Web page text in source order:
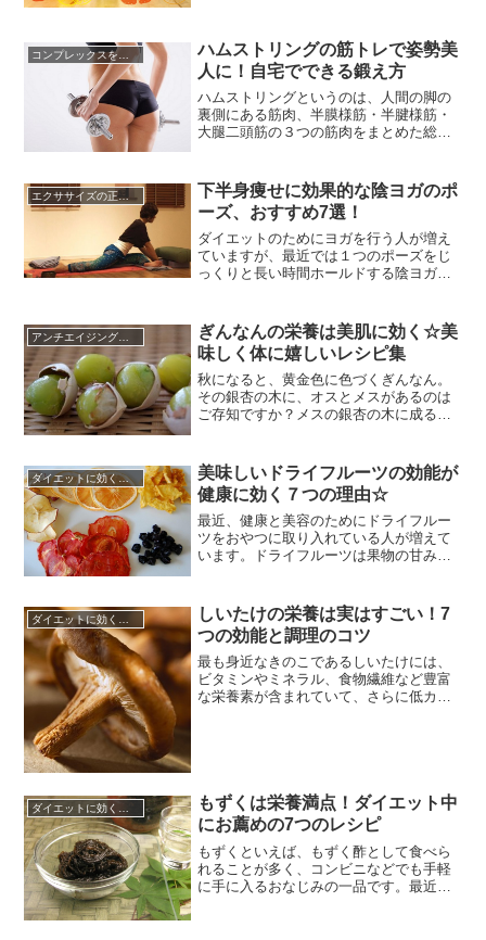
くて当然と思いますが、同じに沢山食べ
て運動をしなくても太りやすい人と痩せ
ている人がいるのは、いったい何故なの
でしょうか。体質の違いも、もちろん...
ハムストリングの筋トレで姿勢美
人に！自宅でできる鍛え方
ハムストリングというのは、人間の脚の
裏側にある筋肉、半膜様筋・半腱様筋・
大腿二頭筋の３つの筋肉をまとめた総称
ーツジムにあるようなレッグカールマシ
ンを使ったレッグカールというトレーニ
ングによるものが一番効果的だと言われ
ていますよね。ですが、毎日スポー...
エクササイズの正しい知識☆
下半身痩せに効果的な陰ヨガのポ
ーズ、おすすめ7選！
ダイエットのためにヨガを行う人が増え
ていますが、最近では１つのポーズをじ
っくりと長い時間ホールドする陰ヨガが
を上げてたくさん汗をかき、筋力をアッ
プさせるヨガとは異なり、１つのポーズ
を３分から５分と長い時間キープするこ
とで関節を中心にアプローチし、筋...
ぎんなんの栄養は美肌に効く☆美
味しく体に嬉しいレシピ集
秋になると、黄金色に色づくぎんなん。
その銀杏の木に、オスとメスがあるのは
ご存知ですか？メスの銀杏の木に成るの
して記されています。現在では、タンパ
ク質、ビタミンＣ、カロチン、そしてカ
リウムをはじめ、マグネシウム、リン、
鉄など、血や骨にとって大切なミネ...
ダイエットに効くレシピ
美味しいドライフルーツの効能が
健康に効く７つの理由☆
最近、健康と美容のためにドライフルー
ツをおやつに取り入れている人が増えて
います。ドライフルーツは果物の甘みが
ジにも役立ちます。フレッシュフルーツ
は８０〜９０％が水分で、健康維持に欠
かせないビタミン類やミネラル類、食物
繊維を豊富に含み、夏の火照った体...
しいたけの栄養は実はすごい！7
つの効能と調理のコツ
最も身近なきのこであるしいたけには、
ビタミンやミネラル、食物繊維など豊富
な栄養素が含まれていて、さらに低カロ
りも味も良く、かさが分厚いため有...
ダイエットに効くレシピ
もずくは栄養満点！ダイエット中
にお薦めの7つのレシピ
もずくといえば、もずく酢として食べら
れることが多く、コンビニなどでも手軽
に手に入るおなじみの一品です。最近で